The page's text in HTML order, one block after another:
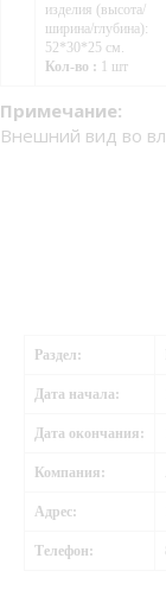
изделия (высота/
ширина/глубина):
52*30*25 см.
Кол-во : 1 шт
Примечание:
Внешний вид во
Раздел:
Дата начала:
Дата окончания:
Компания:
Адрес:
Телефон: